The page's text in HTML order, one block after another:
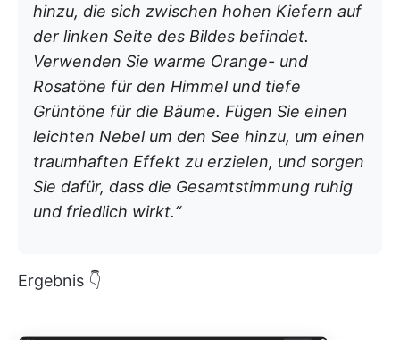
hinzu, die sich zwischen hohen Kiefern auf
der linken Seite des Bildes befindet.
Verwenden Sie warme Orange- und
Rosatöne für den Himmel und tiefe
Grüntöne für die Bäume. Fügen Sie einen
leichten Nebel um den See hinzu, um einen
traumhaften Effekt zu erzielen, und sorgen
Sie dafür, dass die Gesamtstimmung ruhig
und friedlich wirkt.“
Ergebnis 👇